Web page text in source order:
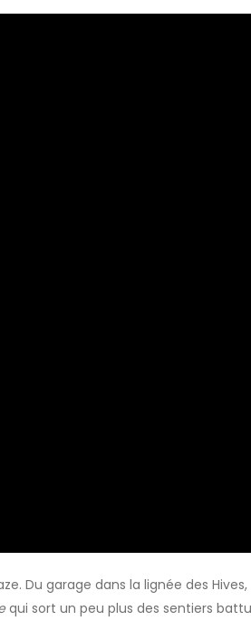
Du garage dans la lignée des
qui sort un peu plus des sentiers